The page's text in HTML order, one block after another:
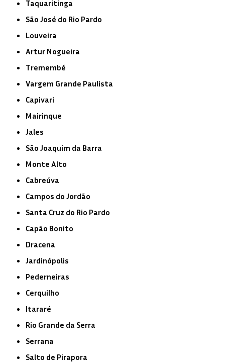
Taquaritinga
São José do Rio Pardo
Louveira
Artur Nogueira
Tremembé
Vargem Grande Paulista
Capivari
Mairinque
Jales
São Joaquim da Barra
Monte Alto
Cabreúva
Campos do Jordão
Santa Cruz do Rio Pardo
Capão Bonito
Dracena
Jardinópolis
Pederneiras
Cerquilho
Itararé
Rio Grande da Serra
Serrana
Salto de Pirapora